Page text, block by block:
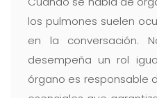
los pulmones suelen
en la conversación.
desempeña un rol
órgano es responsable